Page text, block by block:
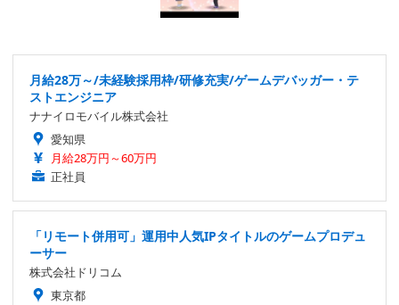
月給28万～/未経験採用枠/研修充実/ゲームデバッガー・テ
ストエンジニア
ナナイロモバイル株式会社
愛知県
月給28万円～60万円
正社員
「リモート併用可」運用中人気IPタイトルのゲームプロデュ
ーサー
株式会社ドリコム
東京都